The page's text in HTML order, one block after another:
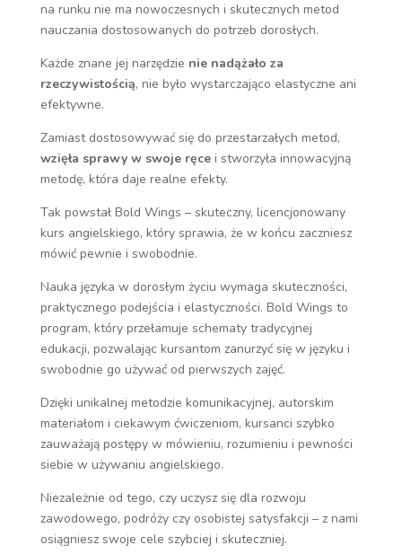
na runku nie ma nowoczesnych i skutecznych metod
nauczania dostosowanych do potrzeb dorosłych.
Każde znane jej narzędzie nie nadążało za
rzeczywistością, nie było wystarczająco elastyczne ani
efektywne.
Zamiast dostosowywać się do przestarzałych metod,
wzięła sprawy w swoje ręcei stworzyła innowacyjną
metodę, która daje realne efekty.
Tak powstał Bold Wings – skuteczny, licencjonowany
kurs angielskiego, który sprawia, że w końcu zaczniesz
mówić pewnie i swobodnie.
Nauka języka w dorosłym życiu wymaga skuteczności,
praktycznego podejścia i elastyczności. Bold Wings to
program, który przełamuje schematy tradycyjnej
edukacji, pozwalając kursantom zanurzyć się w języku i
swobodnie go używać od pierwszych zajęć.
Dzięki unikalnej metodzie komunikacyjnej, autorskim
materiałom i ciekawym ćwiczeniom, kursanci szybko
zauważają postępy w mówieniu, rozumieniu i pewności
siebie w używaniu angielskiego.
Niezależnie od tego, czy uczysz się dla rozwoju
zawodowego, podróży czy osobistej satysfakcji – z nami
osiągniesz swoje cele szybciej i skuteczniej.